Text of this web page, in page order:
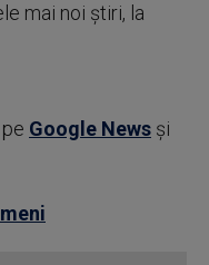
mai noi știri, la
Google News şi